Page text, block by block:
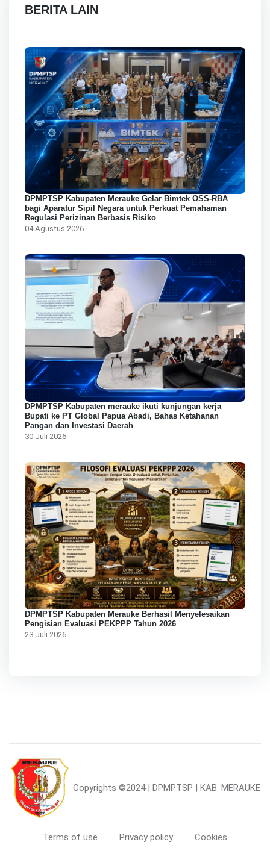
BERITA LAIN
DPMPTSP Kabupaten Merauke Gelar Bimtek OSS-RBA
bagi Aparatur Sipil Negara untuk Perkuat Pemahaman
Regulasi Perizinan Berbasis Risiko
04 Agustus 2026
DPMPTSP Kabupaten merauke ikuti kunjungan kerja
Bupati ke PT Global Papua Abadi, Bahas Ketahanan
Pangan dan Investasi Daerah
30 Juli 2026
DPMPTSP Kabupaten Merauke Berhasil Menyelesaikan
Pengisian Evaluasi PEKPPP Tahun 2026
23 Juli 2026
Copyrights ©2024 | DPMPTSP | KAB. MERAUKE
Terms of use Privacy policy Cookies